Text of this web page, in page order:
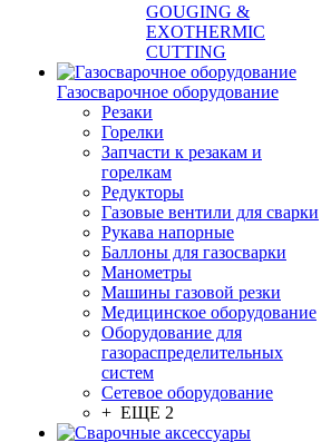
GOUGING &
EXOTHERMIC
CUTTING
Газосварочное оборудование
Резаки
Горелки
Запчасти к резакам и
горелкам
Редукторы
Газовые вентили для сварки
Рукава напорные
Баллоны для газосварки
Манометры
Машины газовой резки
Медицинское оборудование
Оборудование для
газораспределительных
систем
Сетевое оборудование
+ ЕЩЕ 2